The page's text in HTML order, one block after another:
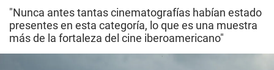
"Nunca antes tantas cinematografías habían estado
presentes en esta categoría, lo que es una muestra
más de la fortaleza del cine iberoamericano"